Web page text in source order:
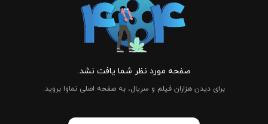
صفحه مورد نظر شما یافت نشد.
برای دیدن هزاران فیلم و سریال، به صفحه اصلی نماوا بروید.